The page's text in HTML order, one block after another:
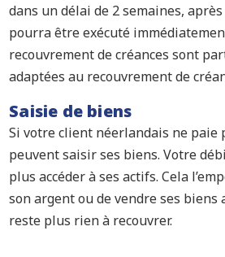
dans un délai de 2 semaines,
pourra être exécuté
recouvrement de créances sont
adaptées au recouvrement de
Saisie de biens
Si votre client néerlandais ne paie
peuvent saisir ses biens. Votre
plus accéder à ses actifs. Cela
son argent ou de vendre ses biens
reste plus rien à recouvrer.